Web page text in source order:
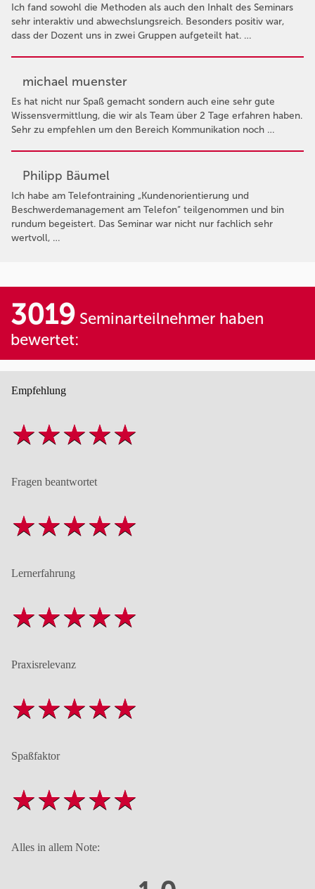
Ich fand sowohl die Methoden als auch den Inhalt des Seminars
sehr interaktiv und abwechslungsreich. Besonders positiv war,
dass der Dozent uns in zwei Gruppen aufgeteilt hat. …
michael muenster
Es hat nicht nur Spaß gemacht sondern auch eine sehr gute
Wissensvermittlung, die wir als Team über 2 Tage erfahren haben.
Sehr zu empfehlen um den Bereich Kommunikation noch …
Philipp Bäumel
Ich habe am Telefontraining „Kundenorientierung und
Beschwerdemanagement am Telefon“ teilgenommen und bin
rundum begeistert. Das Seminar war nicht nur fachlich sehr
wertvoll, …
3019 Seminarteilnehmer haben
bewertet:
Empfehlung
Fragen beantwortet
Lernerfahrung
Praxisrelevanz
Spaßfaktor
Alles in allem Note: